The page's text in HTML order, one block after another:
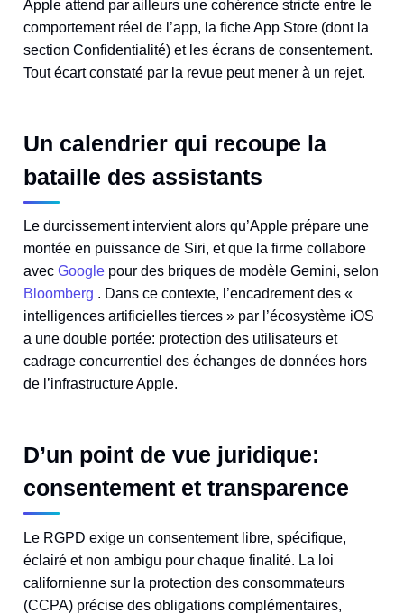
Apple attend par ailleurs une cohérence stricte entre le
comportement réel de l’app, la fiche App Store (dont la
section Confidentialité) et les écrans de consentement.
Tout écart constaté par la revue peut mener à un rejet.
Un calendrier qui recoupe la
bataille des assistants
Le durcissement intervient alors qu’Apple prépare une
montée en puissance de Siri, et que la firme collabore
avec Google pour des briques de modèle Gemini, selon
Bloomberg . Dans ce contexte, l’encadrement des «
intelligences artificielles tierces » par l’écosystème iOS
a une double portée: protection des utilisateurs et
cadrage concurrentiel des échanges de données hors
de l’infrastructure Apple.
D’un point de vue juridique:
consentement et transparence
Le RGPD exige un consentement libre, spécifique,
éclairé et non ambigu pour chaque finalité. La loi
californienne sur la protection des consommateurs
(CCPA) précise des obligations complémentaires,